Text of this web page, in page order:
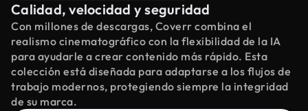
Calidad, velocidad y seguridad
Con millones de descargas, Coverr combina el
realismo cinematográfico con la flexibilidad de la IA
para ayudarle a crear contenido más rápido. Esta
colección está diseñada para adaptarse a los flujos de
trabajo modernos, protegiendo siempre la integridad
de su marca.